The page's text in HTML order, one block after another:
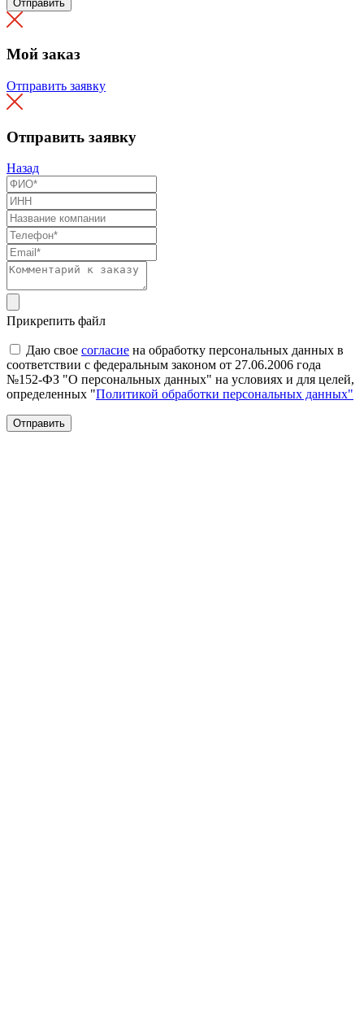
Отправить
Мой заказ
Отправить заявку
Отправить заявку
Назад
Прикрепить файл
Даю свое согласие на обработку персональных данных в
соответствии с федеральным законом от 27.06.2006 года
№152-ФЗ "О персональных данных" на условиях и для целей,
определенных "Политикой обработки персональных данных"
Отправить